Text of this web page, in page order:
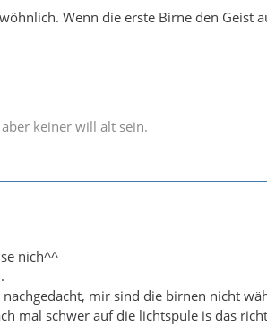
Wenn die erste Birne den Geist
keiner will alt sein.
nich^^
mir sind die birnen nicht
mal schwer auf die lichtspule is das